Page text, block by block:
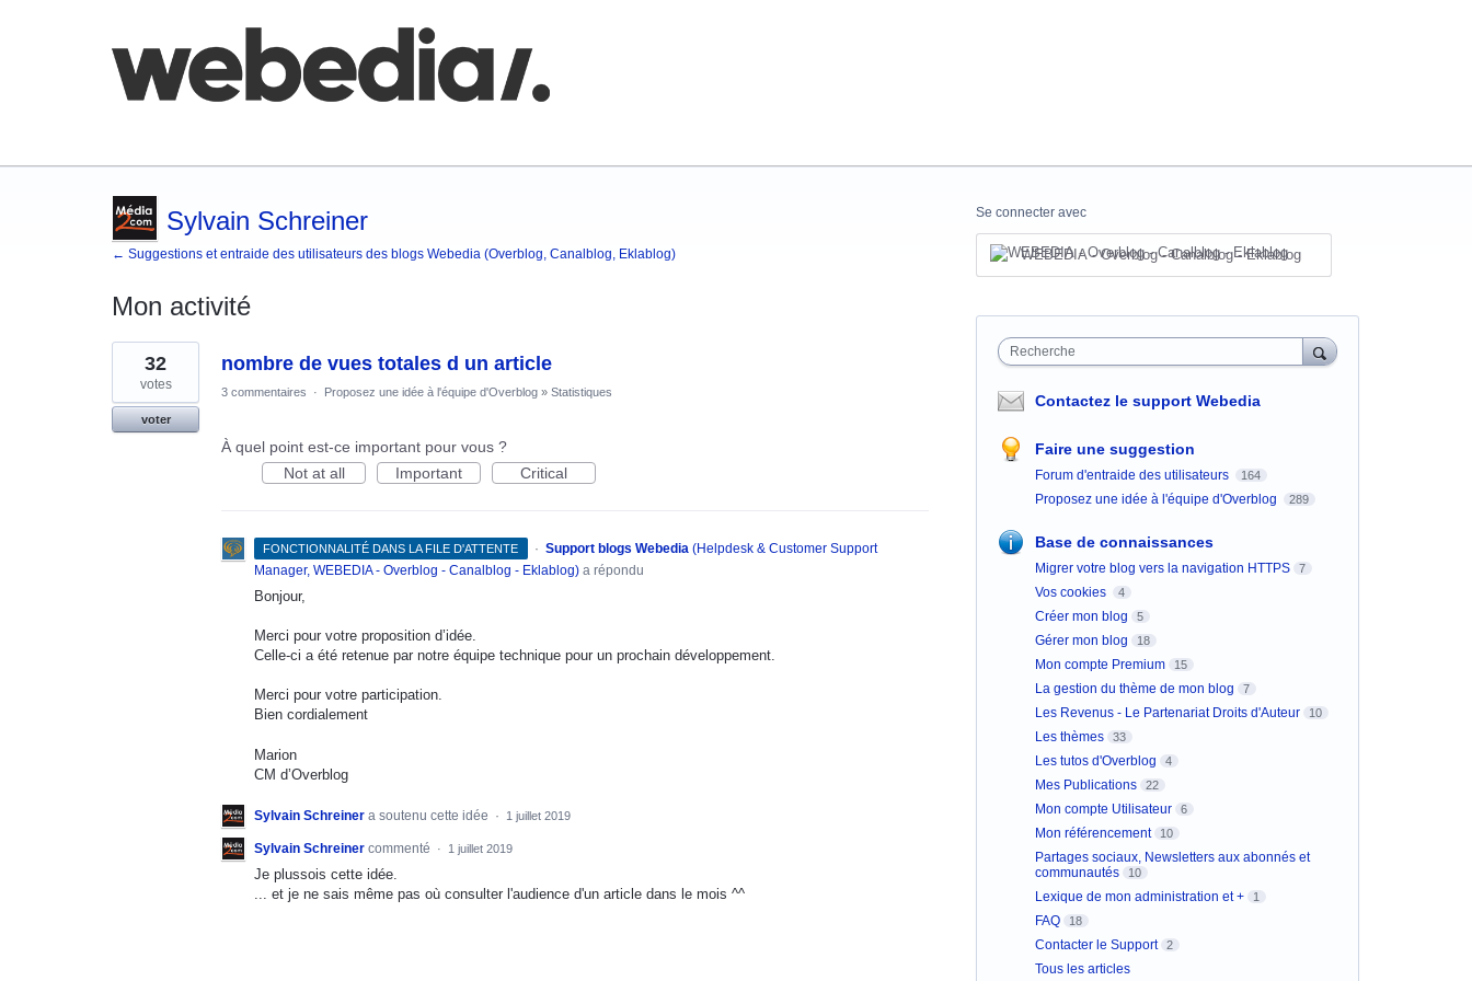
Sylvain Schreiner
← Suggestions et entraide des utilisateurs des blogs Webedia (Overblog, Canalblog, Eklablog)
Mon activité
1
résultat
trouvé
nombre de vues totales d un article
32
votes
voter
3 commentaires · Proposez une idée à l'équipe d'Overblog » Statistiques
À quel point est-ce important pour vous ?
Not at all
Important Critical
FONCTIONNALITÉ DANS LA FILE D'ATTENTE · Support blogs Webedia (Helpdesk & Customer Support
Manager, WEBEDIA - Overblog - Canalblog - Eklablog) a répondu
Bonjour,
Merci pour votre proposition d’idée.
Celle-ci a été retenue par notre équipe technique pour un prochain développement.
Merci pour votre participation.
Bien cordialement
Marion
CM d’Overblog
Sylvain Schreiner a soutenu cette idée · 1 juillet 2019
Sylvain Schreiner commenté · 1 juillet 2019
Je plussois cette idée.
... et je ne sais même pas où consulter l'audience d'un article dans le mois ^^
Se connecter avec
WEBEDIA - Overblog - Canalblog - Eklablog
Recherche
Contactez le support Webedia
Faire une suggestion
Forum d'entraide des utilisateurs 164
Proposez une idée à l'équipe d'Overblog 289
Base de connaissances
Migrer votre blog vers la navigation HTTPS 7
Vos cookies 4
Créer mon blog 5
Gérer mon blog 18
Mon compte Premium 15
La gestion du thème de mon blog 7
Les Revenus - Le Partenariat Droits d'Auteur 10
Les thèmes 33
Les tutos d'Overblog 4
Mes Publications 22
Mon compte Utilisateur 6
Mon référencement 10
Partages sociaux, Newsletters aux abonnés et
communautés
10
Lexique de mon administration et + 1
FAQ 18
Contacter le Support 2
Tous les articles